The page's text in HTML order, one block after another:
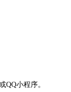
QQ小程序。